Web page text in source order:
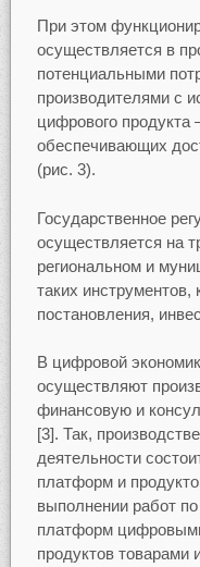
При этом
осуществляется в
потенциальными
производителями с
цифрового продукта
обеспечивающих
(рис. 3).
Государственное
осуществляется на
региональном и
таких инструментов,
постановления,
В цифровой
осуществляют
финансовую и
[3]. Так,
деятельности
платформ и
выполнении работ
платформ
продуктов товарами